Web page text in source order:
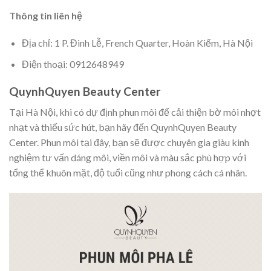
Thông tin liên hệ
Địa chỉ: 1 P. Đinh Lễ, French Quarter, Hoàn Kiếm, Hà Nội
Điện thoại: 0912648949
QuynhQuyen Beauty Center
Tại Hà Nội, khi có dự định phun môi để cải thiện bờ môi nhợt
nhạt và thiếu sức hút, bạn hãy đến QuynhQuyen Beauty
Center. Phun môi tại đây, bạn sẽ được chuyên gia giàu kinh
nghiệm tư vấn dáng môi, viền môi và màu sắc phù hợp với
tổng thể khuôn mặt, độ tuổi cũng như phong cách cá nhân.